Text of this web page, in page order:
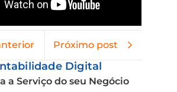
Próximo post
Digital
a Serviço do seu Negócio